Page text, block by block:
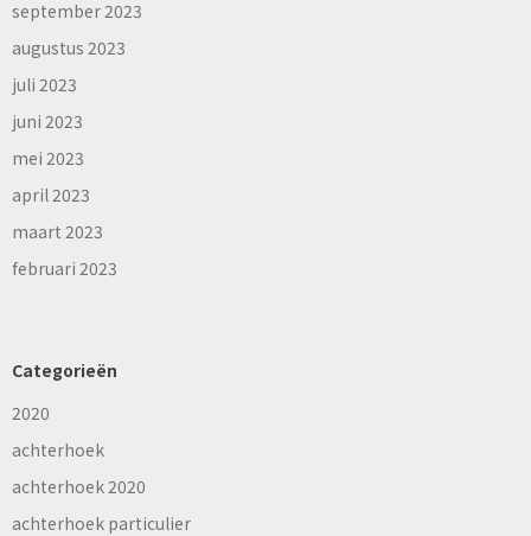
september 2023
augustus 2023
juli 2023
juni 2023
mei 2023
april 2023
maart 2023
februari 2023
Categorieën
2020
achterhoek
achterhoek 2020
achterhoek particulier